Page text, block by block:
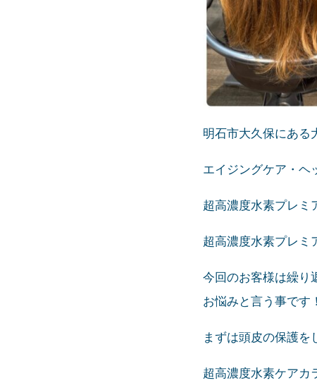
明石市大久保にある
エイジングケア・ヘ
超高濃度水素プレミ
超高濃度水素プレミ
今回のお客様は繰り
お悩みと言う事です！
まずは頭皮の保護を
超高濃度水素ケアカ